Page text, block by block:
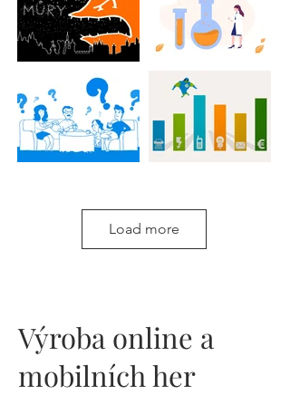
Load more
Výroba online a
mobilních her